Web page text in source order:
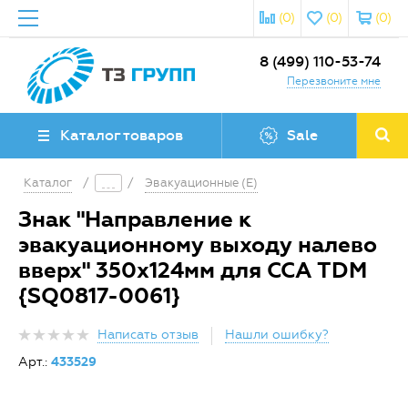
(0)
(0)
(0)
8 (499) 110-53-74
Перезвоните мне
Каталог товаров Sale
Каталог / / Эвакуационные (E)
Знак "Направление к
эвакуационному выходу налево
вверх" 350х124мм для ССА TDM
{SQ0817-0061}
Написать отзыв
Нашли ошибку?
Арт.: 433529